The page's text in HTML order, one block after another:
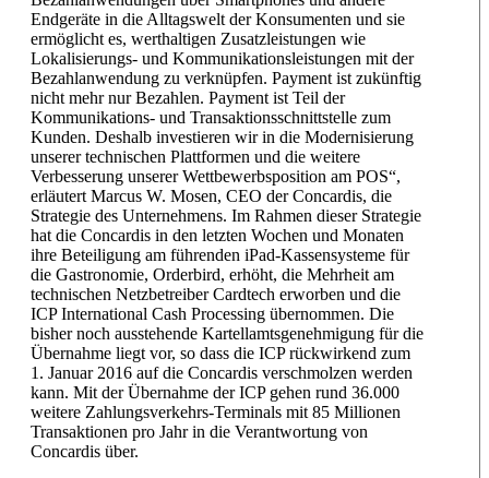
Endgeräte in die Alltagswelt der Konsumenten und sie
ermöglicht es, werthaltigen Zusatzleistungen wie
Lokalisierungs- und Kommunikationsleistungen mit der
Bezahlanwendung zu verknüpfen. Payment ist zukünftig
nicht mehr nur Bezahlen. Payment ist Teil der
Kommunikations- und Transaktionsschnittstelle zum
Kunden. Deshalb investieren wir in die Modernisierung
unserer technischen Plattformen und die weitere
Verbesserung unserer Wettbewerbsposition am POS“,
erläutert Marcus W. Mosen, CEO der Concardis, die
Strategie des Unternehmens. Im Rahmen dieser Strategie
hat die Concardis in den letzten Wochen und Monaten
ihre Beteiligung am führenden iPad-Kassensysteme für
die Gastronomie, Orderbird, erhöht, die Mehrheit am
technischen Netzbetreiber Cardtech erworben und die
ICP International Cash Processing übernommen. Die
bisher noch ausstehende Kartellamtsgenehmigung für die
Übernahme liegt vor, so dass die ICP rückwirkend zum
1. Januar 2016 auf die Concardis verschmolzen werden
kann. Mit der Übernahme der ICP gehen rund 36.000
weitere Zahlungsverkehrs-Terminals mit 85 Millionen
Transaktionen pro Jahr in die Verantwortung von
Concardis über.